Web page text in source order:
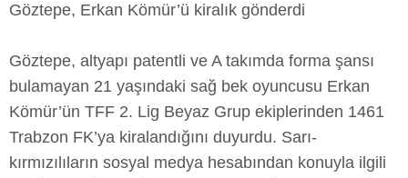
Göztepe, Erkan Kömür’ü kiralık gönderdi
Göztepe, altyapı patentli ve A takımda forma şansı
bulamayan 21 yaşındaki sağ bek oyuncusu Erkan
Kömür’ün TFF 2. Lig Beyaz Grup ekiplerinden 1461
Trabzon FK’ya kiralandığını duyurdu. Sarı-
kırmızılıların sosyal medya hesabından konuyla ilgili